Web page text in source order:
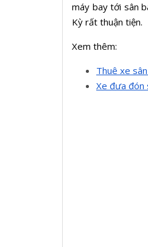
máy bay tới sân
Kỳ rất thuận tiện.
Xem thêm:
Thuê xe
Xe đưa đón